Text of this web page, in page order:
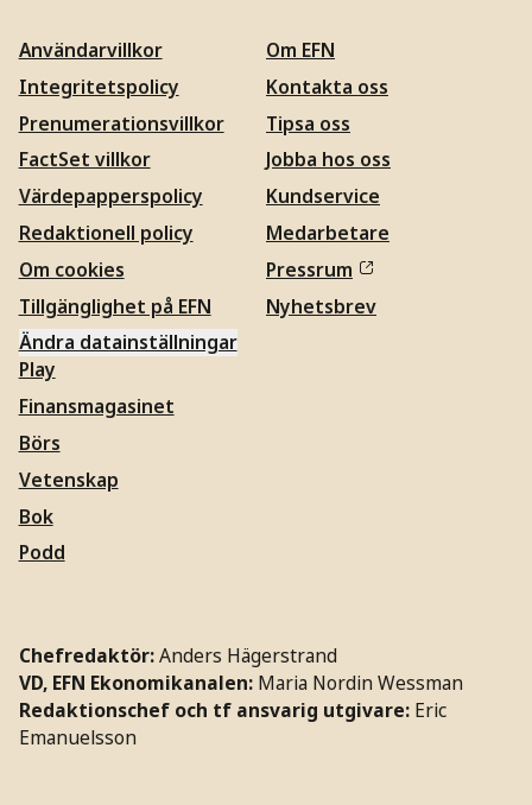
Användarvillkor
Integritetspolicy
Prenumerationsvillkor
FactSet villkor
Värdepapperspolicy
Redaktionell policy
Om cookies
Tillgänglighet på EFN
Ändra datainställningar
Om EFN
Kontakta oss
Tipsa oss
Jobba hos oss
Kundservice
Medarbetare
Pressrum
Nyhetsbrev
Play
Finansmagasinet
Börs
Vetenskap
Bok
Podd
Chefredaktör:Anders Hägerstrand
VD, EFN Ekonomikanalen: Maria Nordin Wessman
Redaktionschef och tf ansvarig utgivare: Eric
Emanuelsson